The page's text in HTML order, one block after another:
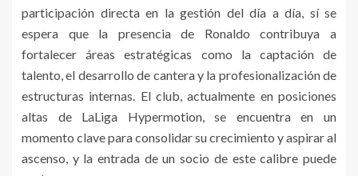
participación directa en la gestión del día a día, sí se
espera que la presencia de Ronaldo contribuya a
fortalecer áreas estratégicas como la captación de
talento, el desarrollo de cantera y la profesionalización de
estructuras internas. El club, actualmente en posiciones
altas de LaLiga Hypermotion, se encuentra en un
momento clave para consolidar su crecimiento y aspirar al
ascenso, y la entrada de un socio de este calibre puede